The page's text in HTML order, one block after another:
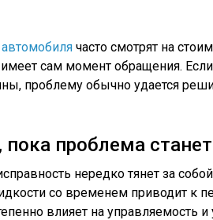
часто смотрят на
сам момент обращения. Если
проблему обычно удается
проблема
нередко тянет за
со временем приводит к
влияет на управляемость и